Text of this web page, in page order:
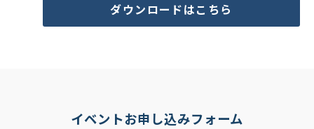
ダウンロードはこちら
イベントお申し込みフォーム